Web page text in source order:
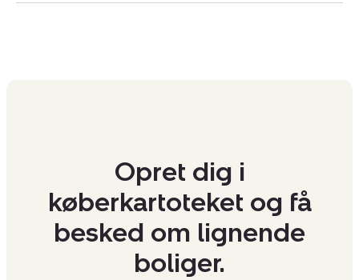
Opret dig i
køberkartoteket og få
besked om lignende
boliger.